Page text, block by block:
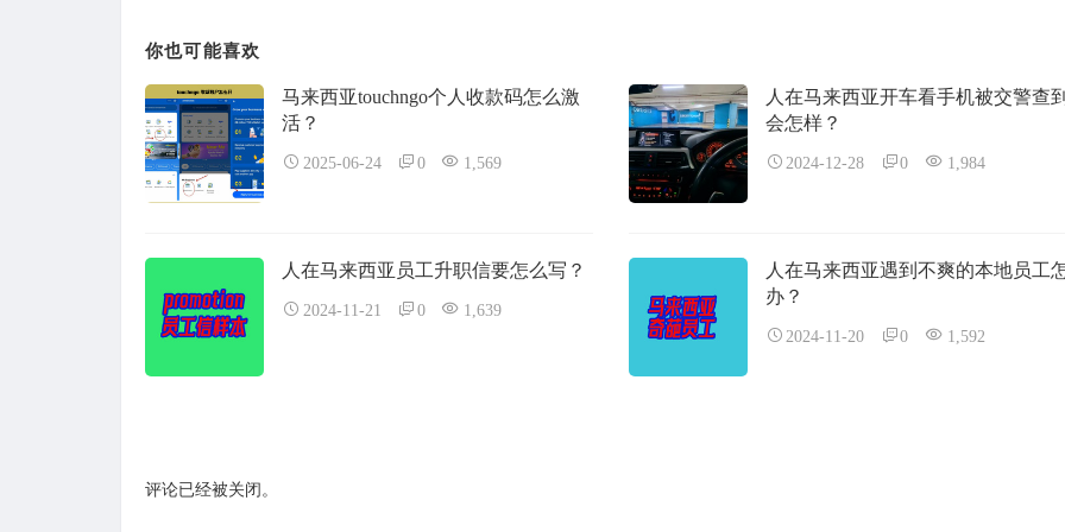
你也可能喜欢
马来西亚touchngo个人收款码怎么激
活？
2025-06-24 0 1,569
人在马来西亚开车看手机被交警查
会怎样？
2024-12-28 0 1,984
人在马来西亚员工升职信要怎么写？
2024-11-21 0 1,639
人在马来西亚遇到不爽的本地员工
办？
2024-11-20 0 1,592
评论已经被关闭。